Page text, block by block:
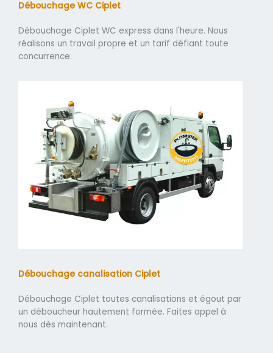
Débouchage WC Ciplet
Débouchage Ciplet WC express dans l'heure. Nous
réalisons un travail propre et un tarif défiant toute
concurrence.
Débouchage canalisation Ciplet
Débouchage Ciplet toutes canalisations et égout par
un déboucheur hautement formée. Faites appel à
nous dès maintenant.